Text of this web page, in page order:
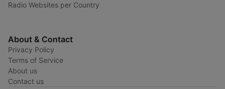
Radio Websites per Country
About & Contact
Privacy Policy
Terms of Service
About us
Contact us